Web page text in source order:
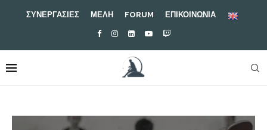
ΣΥΝΕΡΓΑΣΙΕΣ ΜΕΛΗ FORUM ΕΠΙΚΟΙΝΩΝΙΑ